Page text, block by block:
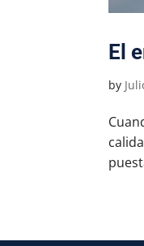
El
by